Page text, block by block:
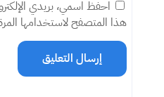
احفظ اسمي، بريدي
هذا المتصفح لاستخدامها
إرسال التعليق